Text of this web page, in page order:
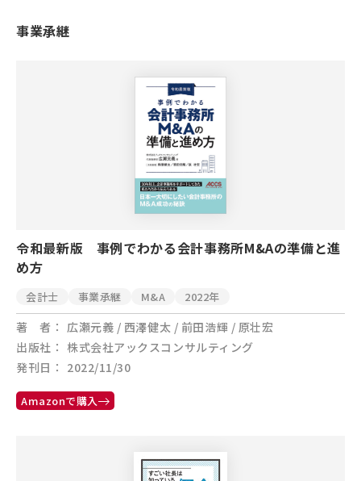
事業承継
令和最新版 事例でわかる会計事務所M&Aの準備と進
め方
会計士 事業承継 M&A 2022年
著 者
広瀬元義 / 西澤健太 / 前田浩輝 / 原壮宏
出版社
株式会社アックスコンサルティング
発刊日
2022/11/30
Amazonで購入